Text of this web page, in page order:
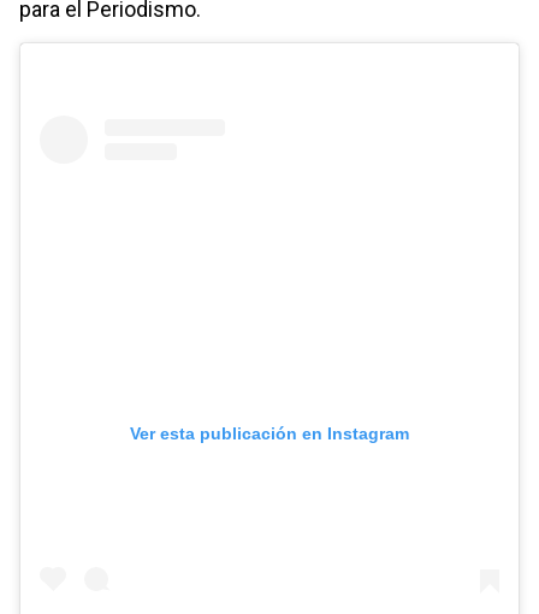
para el Periodismo.
Ver esta publicación en Instagram